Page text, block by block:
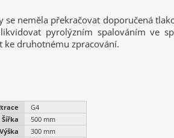
neměla překračovat doporučená
pyrolýzním spalováním ve
ke druhotnému zpracování.
G4
Šířka
500 mm
Výška
300 mm